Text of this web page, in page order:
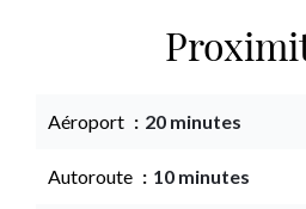
Aéroport 20 minutes
Autoroute 10 minutes